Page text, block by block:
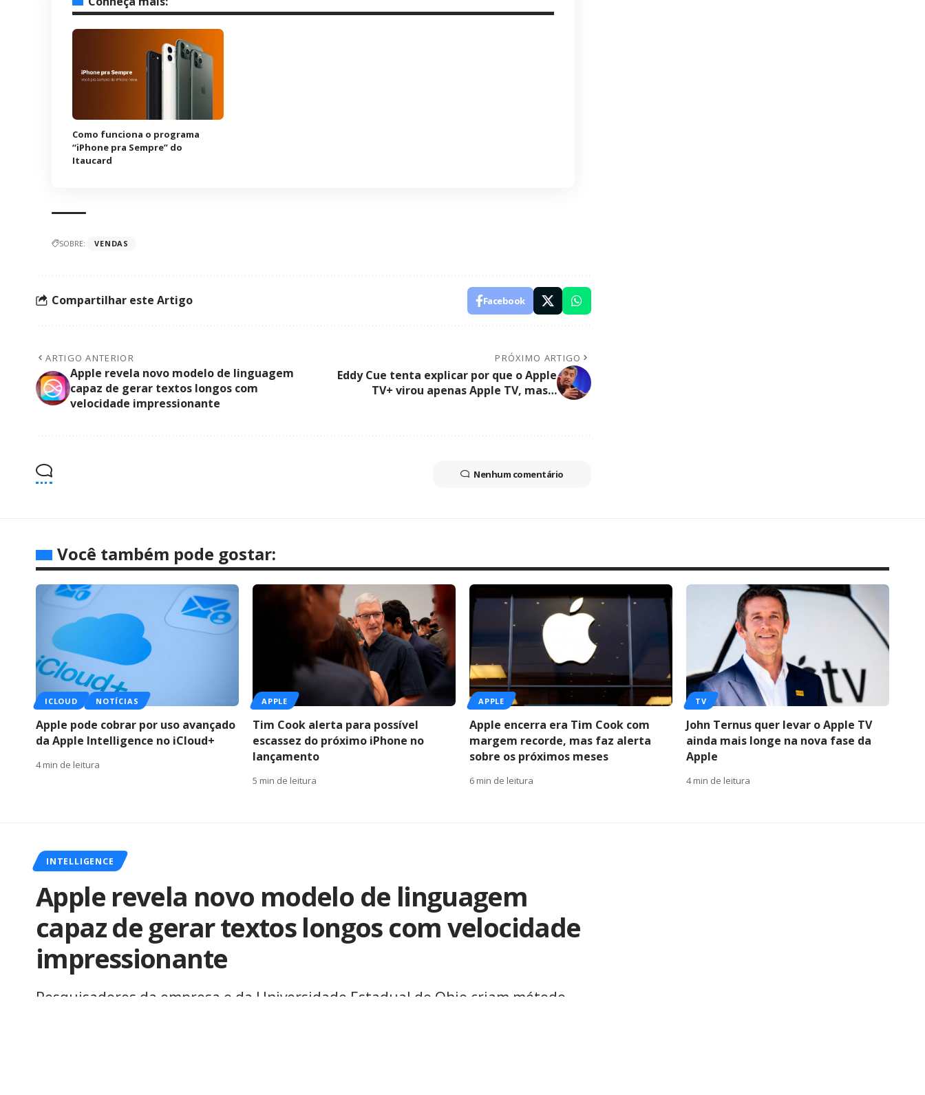
Como funciona o programa
“iPhone pra Sempre” do
Itaucard
SOBRE: VENDAS
Compartilhar este Artigo Facebook
ARTIGO ANTERIOR
Apple revela novo modelo de linguagem
capaz de gerar textos longos com
velocidade impressionante
PRÓXIMO ARTIGO
Eddy Cue tenta explicar por que o Apple
TV+ virou apenas Apple TV, mas…
Nenhum comentário
Você também pode gostar:
ICLOUD NOTÍCIAS
Apple pode cobrar por uso avançado
da Apple Intelligence no iCloud+
4 min de leitura
APPLE
Tim Cook alerta para possível
escassez do próximo iPhone no
lançamento
5 min de leitura
APPLE
Apple encerra era Tim Cook com
margem recorde, mas faz alerta
sobre os próximos meses
6 min de leitura
TV
John Ternus quer levar o Apple TV
ainda mais longe na nova fase da
Apple
4 min de leitura
INTELLIGENCE
Apple revela novo modelo de linguagem
capaz de gerar textos longos com velocidade
impressionante
Pesquisadores da empresa e da Universidade Estadual de Ohio criam método